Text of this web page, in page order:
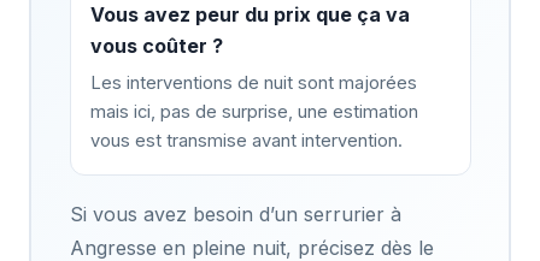
Vous avez peur du prix que ça va
vous coûter ?
Les interventions de nuit sont majorées
mais ici, pas de surprise, une estimation
vous est transmise avant intervention.
Si vous avez besoin d’un serrurier à
Angresse en pleine nuit, précisez dès le